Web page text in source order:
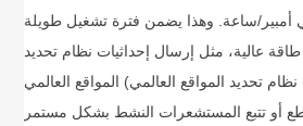
سعة 230 مللي أمبير/ساعة. وهذا يضمن فترة تشغيل طويلة
عالية، مثل إرسال إحداثيات نظام تحديد
المواقع العالمي (نظام تحديد المواقع العالمي (GPS)) عبر شبكة الهاتف